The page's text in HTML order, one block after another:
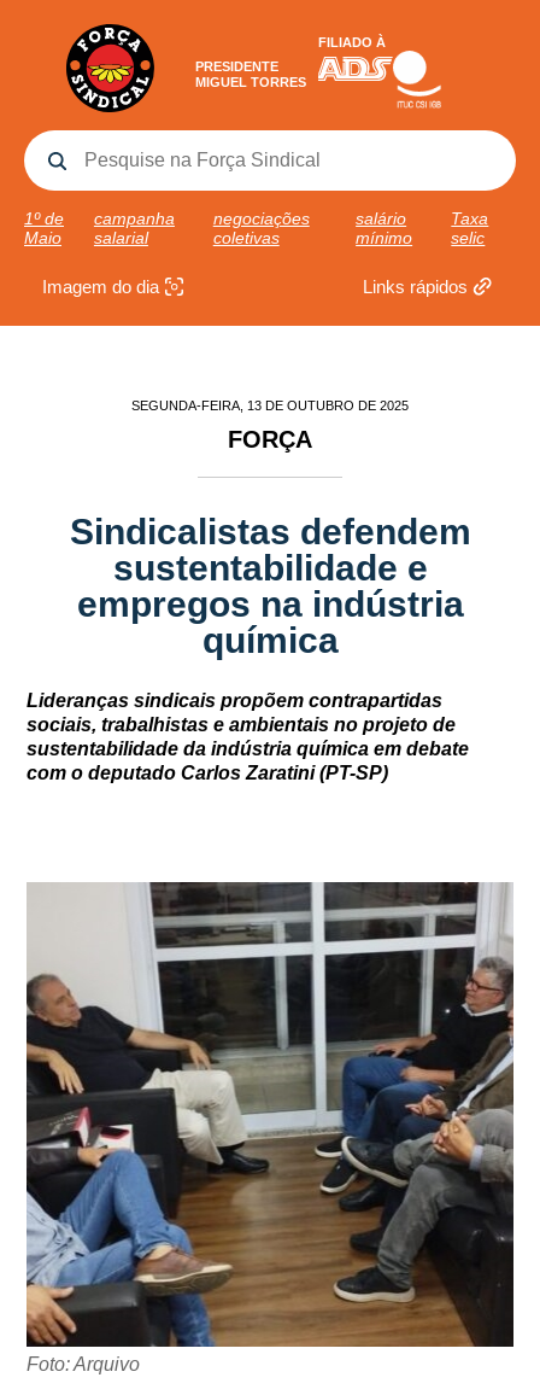
PRESIDENTE
MIGUEL TORRES
FILIADO À
1º de
Maio
campanha
salarial
negociações
coletivas
salário
mínimo
Taxa
selic
Imagem do dia Links rápidos
SEGUNDA-FEIRA, 13 DE OUTUBRO DE 2025
FORÇA
Sindicalistas defendem
sustentabilidade e
empregos na indústria
química
Lideranças sindicais propõem contrapartidas
sociais, trabalhistas e ambientais no projeto de
sustentabilidade da indústria química em debate
com o deputado Carlos Zaratini (PT-SP)
Foto: Arquivo